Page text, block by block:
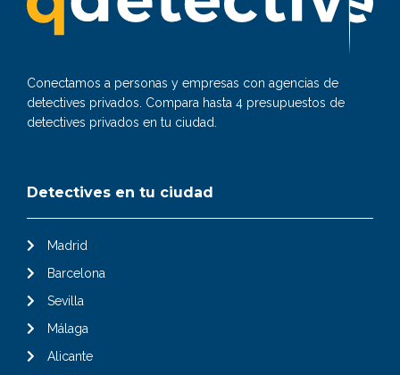
Conectamos a personas y empresas con agencias de
detectives privados. Compara hasta 4 presupuestos de
detectives privados en tu ciudad.
Detectives en tu ciudad
Madrid
Barcelona
Sevilla
Málaga
Alicante